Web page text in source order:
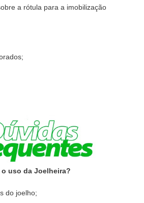
a rótula para a imobilização
uso da Joelheira?
do joelho;